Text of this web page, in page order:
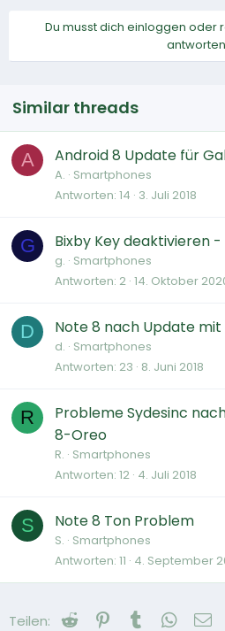
Du musst dich einloggen oder
Similar threads
A Android 8 Update für
A. Smartphones
Antworten 14 3. Juli 2018
G Bixby Key deaktivieren
g. Smartphones
Antworten 2 14. Oktober
D Note 8 nach Update
d. Smartphones
Antworten 23 8. Juni 2018
R
Probleme Sydesinc
8-Oreo
R. Smartphones
Antworten 12 4. Juli 2018
S Note 8 Ton Problem
S. Smartphones
Antworten 11 4. September
Teilen: Reddit Pinterest
Tumblr